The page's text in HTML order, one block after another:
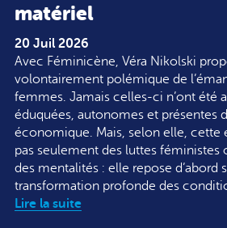
matériel
20 Juil 2026
Avec Féminicène, Véra Nikolski
volontairement polémique de
femmes. Jamais celles-ci n’ont été
éduquées, autonomes et présentes
économique. Mais, selon elle, cette
pas seulement des luttes féministes
des mentalités : elle repose d’abord
transformation profonde des
Lire la suite